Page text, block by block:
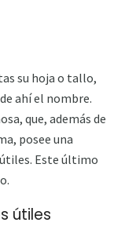
su hoja o tallo,
ahí el nombre.
que, además de
posee una
Este último
útiles